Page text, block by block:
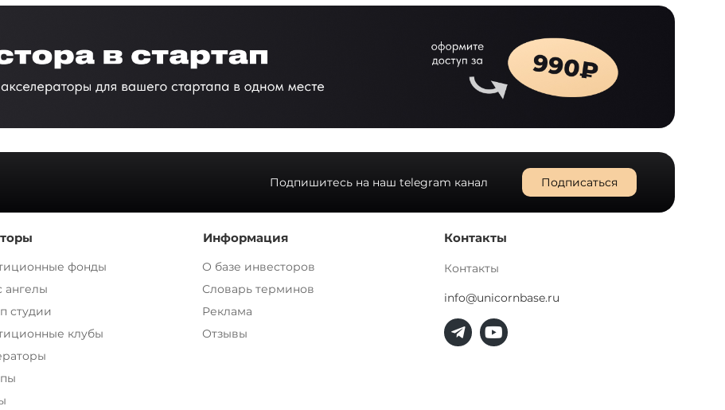
Подпишитесь на наш telegram канал Подписаться
фонды
ангелы
студии
клубы
Информация
О базе инвесторов
Словарь терминов
Реклама
Отзывы
Контакты
Контакты
info@unicornbase.ru